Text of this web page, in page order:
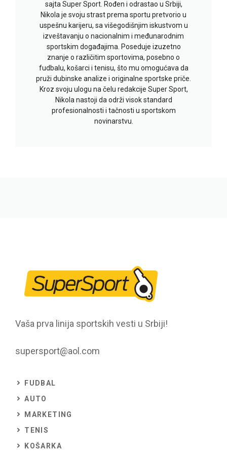
sajta Super Sport. Rođen i odrastao u Srbiji,
Nikola je svoju strast prema sportu pretvorio u
uspešnu karijeru, sa višegodišnjim iskustvom u
izveštavanju o nacionalnim i međunarodnim
sportskim događajima. Poseduje izuzetno
znanje o različitim sportovima, posebno o
fudbalu, košarci i tenisu, što mu omogućava da
pruži dubinske analize i originalne sportske priče.
Kroz svoju ulogu na čelu redakcije Super Sport,
Nikola nastoji da održi visok standard
profesionalnosti i tačnosti u sportskom
novinarstvu.
Vaša prva linija sportskih vesti u Srbiji!
supersport@aol.com
FUDBAL
AUTO
MARKETING
TENIS
KOŠARKA